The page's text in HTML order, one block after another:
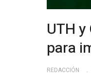
UTH
para
REDACCIÓN